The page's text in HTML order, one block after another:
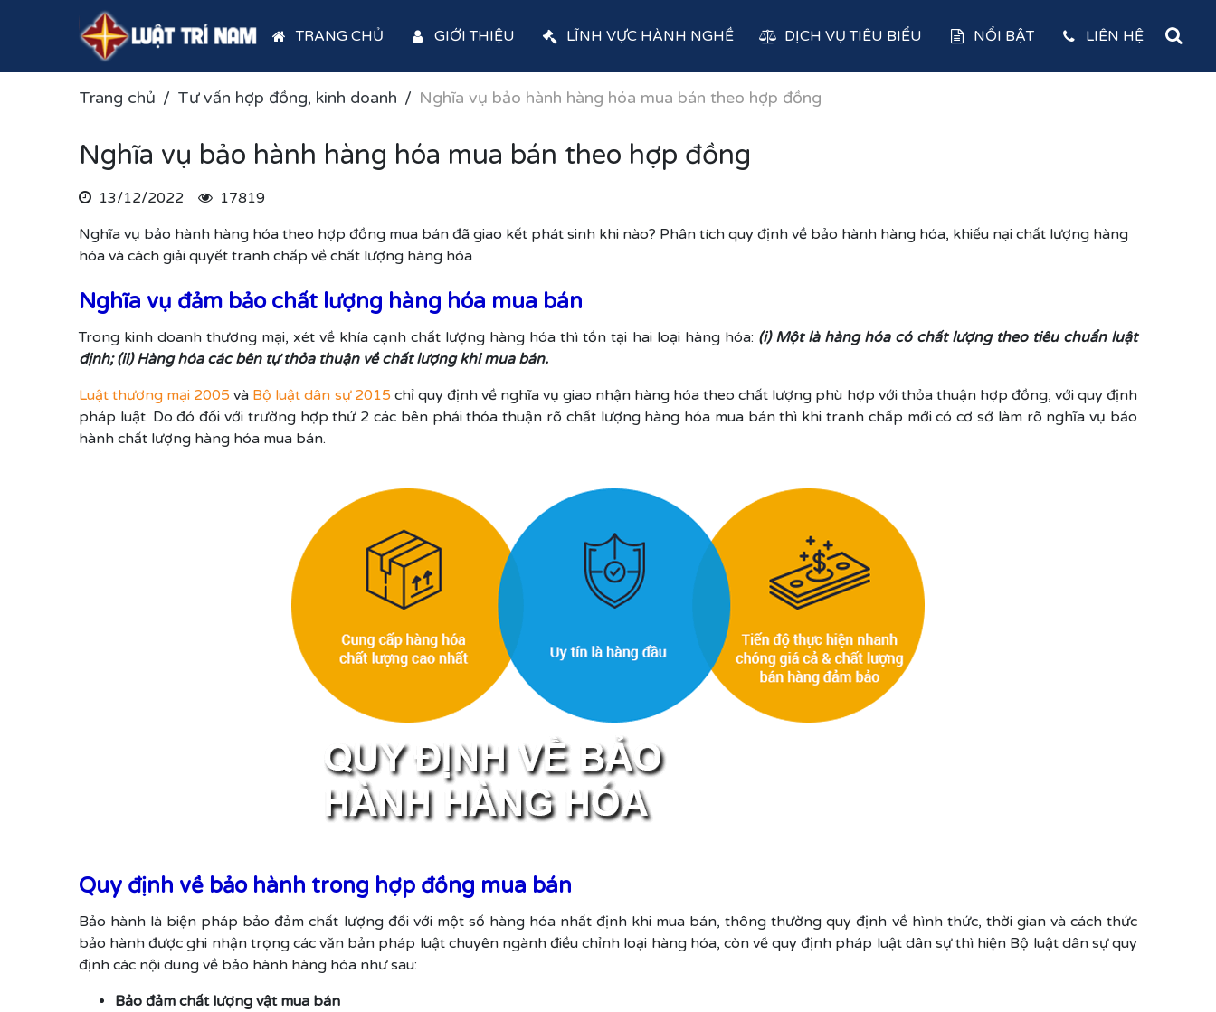
TRANG CHỦ GIỚI THIỆU LĨNH VỰC HÀNH NGHỀ DỊCH VỤ TIÊU BIỂU NỔI BẬT LIÊN HỆ
Trang chủ Tư vấn hợp đồng, kinh doanh Nghĩa vụ bảo hành hàng hóa mua bán theo hợp đồng
Nghĩa vụ bảo hành hàng hóa mua bán theo hợp đồng
13/12/2022
17819
Nghĩa vụ bảo hành hàng hóa theo hợp đồng mua bán đã giao kết phát sinh khi nào? Phân tích quy định về bảo hành hàng hóa, khiếu nại chất lượng hàng
hóa và cách giải quyết tranh chấp về chất lượng hàng hóa
Nghĩa vụ đảm bảo chất lượng hàng hóa mua bán
Trong kinh doanh thương mại, xét về khía cạnh chất lượng hàng hóa thì tồn tại hai loại hàng hóa: (i) Một là hàng hóa có chất lượng theo tiêu chuẩn luật
định; (ii) Hàng hóa các bên tự thỏa thuận về chất lượng khi mua bán.
Luật thương mại 2005 và Bộ luật dân sự 2015chỉ quy định về nghĩa vụ giao nhận hàng hóa theo chất lượng phù hợp với thỏa thuận hợp đồng, với quy định
pháp luật. Do đó đối với trường hợp thứ 2 các bên phải thỏa thuận rõ chất lượng hàng hóa mua bán thì khi tranh chấp mới có cơ sở làm rõ nghĩa vụ bảo
hành chất lượng hàng hóa mua bán.
Quy định về bảo hành trong hợp đồng mua bán
Bảo hành là biện pháp bảo đảm chất lượng đối với một số hàng hóa nhất định khi mua bán, thông thường quy định về hình thức, thời gian và cách thức
bảo hành được ghi nhận trọng các văn bản pháp luật chuyên ngành điều chỉnh loại hàng hóa, còn về quy định pháp luật dân sự thì hiện Bộ luật dân sự quy
định các nội dung về bảo hành hàng hóa như sau:
Bảo đảm chất lượng vật mua bán